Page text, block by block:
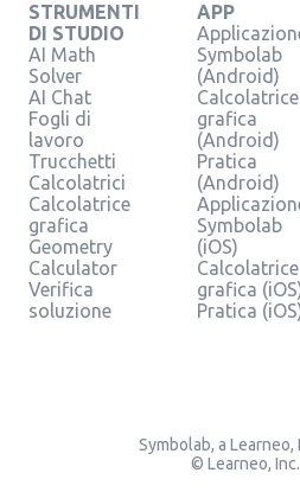
STRUMENTI
DI STUDIO
AI Math
Solver
AI Chat
Fogli di
lavoro
Trucchetti
Calcolatrici
Calcolatrice
grafica
Geometry
Calculator
Verifica
soluzione
APP
Symbolab
(Android)
Calcolatrice
grafica
(Android)
Pratica
(Android)
Symbolab
(iOS)
Calcolatrice
grafica
Pratica
Symbolab, a Learneo,
© Learneo,